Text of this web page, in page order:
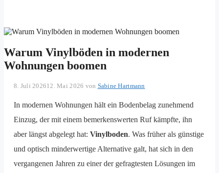
Warum Vinylböden in modernen
Wohnungen boomen
8. Juli 202612. Mai 2026 von Sabine Hartmann
In modernen Wohnungen hält ein Bodenbelag zunehmend
Einzug, der mit einem bemerkenswerten Ruf kämpfte, ihn
aber längst abgelegt hat: Vinylboden. Was früher als günstige
und optisch minderwertige Alternative galt, hat sich in den
vergangenen Jahren zu einer der gefragtesten Lösungen im